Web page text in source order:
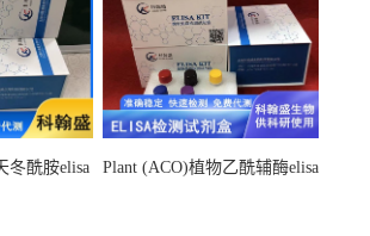
冬酰胺elisa
Plant (ACO)植物乙酰辅酶elisa